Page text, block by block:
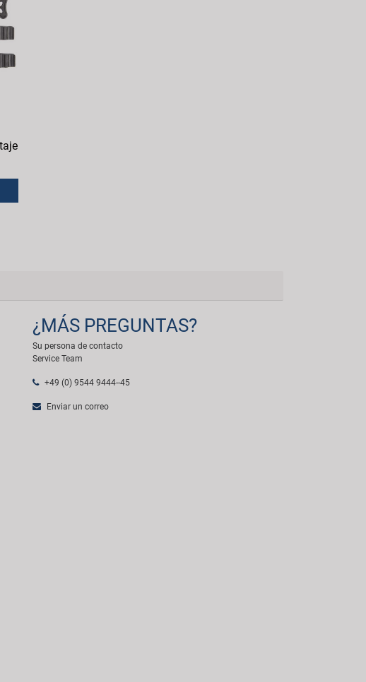
¿MÁS PREGUNTAS?
Su persona de contacto
Service Team
+49 (0) 9544 9444--45
Enviar un correo